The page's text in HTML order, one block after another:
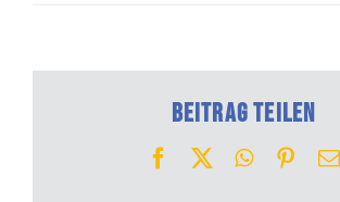
Beitrag teilen
Facebook
X WhatsApp